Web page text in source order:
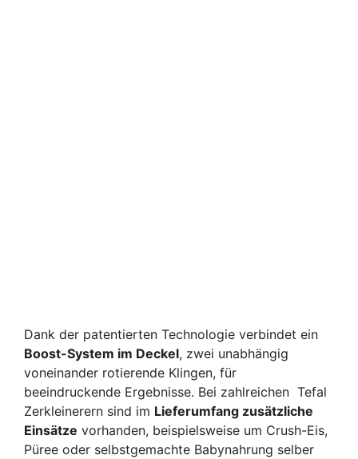
Dank der patentierten Technologie verbindet ein
Boost-System im Deckel, zwei unabhängig
voneinander rotierende Klingen, für
beeindruckende Ergebnisse. Bei zahlreichen Tefal
Zerkleinerern sind im Lieferumfang zusätzliche
Einsätze vorhanden, beispielsweise um Crush-Eis,
Püree oder selbstgemachte Babynahrung selber